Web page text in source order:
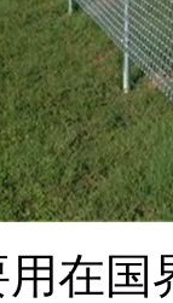
用在国